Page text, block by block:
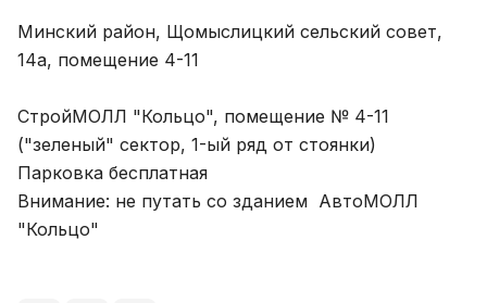
Минский район, Щомыслицкий сельский совет,
14а, помещение 4-11
СтройМОЛЛ "Кольцо", помещение № 4-11
("зеленый" сектор, 1-ый ряд от стоянки)
Парковка бесплатная
Внимание: не путать со зданием АвтоМОЛЛ
"Кольцо"